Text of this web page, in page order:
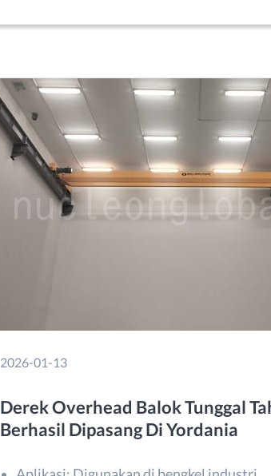
2026-01-13
Derek Overhead Balok Tunggal
Berhasil Dipasang Di Yordania